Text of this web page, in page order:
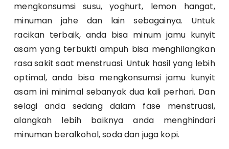
mengkonsumsi susu, yoghurt, lemon hangat,
minuman jahe dan lain sebagainya. Untuk
racikan terbaik, anda bisa minum jamu kunyit
asam yang terbukti ampuh bisa menghilangkan
rasa sakit saat menstruasi. Untuk hasil yang lebih
optimal, anda bisa mengkonsumsi jamu kunyit
asam ini minimal sebanyak dua kali perhari. Dan
selagi anda sedang dalam fase menstruasi,
alangkah lebih baiknya anda menghindari
minuman beralkohol, soda dan juga kopi.